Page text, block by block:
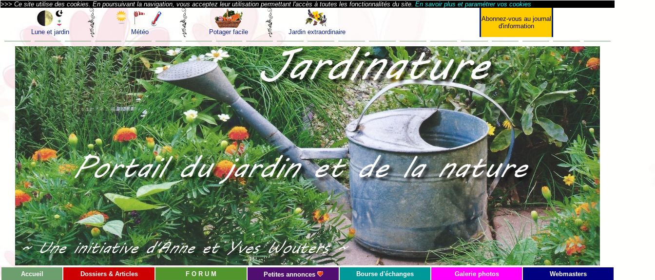
>>> Ce site utilise des cookies. En poursuivant la navigation, vous acceptez leur utilisation permettant l'accès à toutes les fonctionnalités du site. En savoir plus et paramétrer vos cookies
Lune et jardin Météo Potager facile Jardin extraordinaire
Abonnez-vous au journal
d'information
Accueil Dossiers & Articles F O R U M Petites annonces Bourse d'échanges Galerie photos Webmasters